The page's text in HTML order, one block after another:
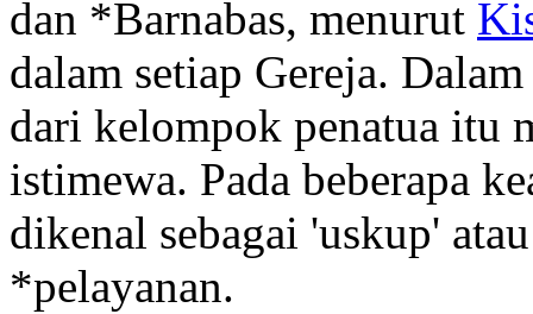
dan *Barnabas, menurut
dalam setiap Gereja.
dari kelompok penatua itu
istimewa. Pada beberapa
dikenal sebagai 'uskup'
*pelayanan.